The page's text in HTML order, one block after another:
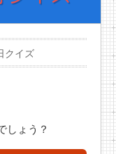
クイズ
しょう？